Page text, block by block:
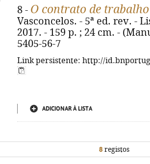
8 - O contrato de trabalho
Vasconcelos. - 5ª ed. rev. -
2017. - 159 p. ; 24 cm. -
5405-56-7
Link persistente: http://
ADICIONAR À LISTA
8 registos